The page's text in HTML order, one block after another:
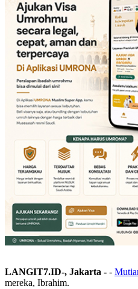
LANGIT7.ID-, Jakarta - -
mereka, Ibrahim.